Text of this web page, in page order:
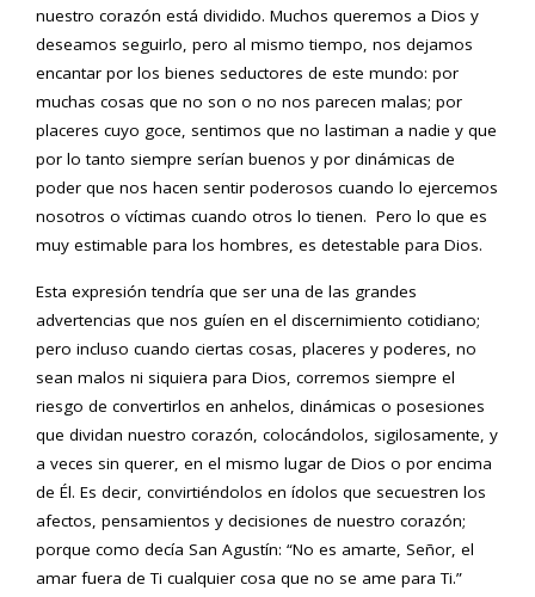
nuestro corazón está dividido. Muchos queremos a Dios y
deseamos seguirlo, pero al mismo tiempo, nos dejamos
encantar por los bienes seductores de este mundo: por
muchas cosas que no son o no nos parecen malas; por
placeres cuyo goce, sentimos que no lastiman a nadie y que
por lo tanto siempre serían buenos y por dinámicas de
poder que nos hacen sentir poderosos cuando lo ejercemos
nosotros o víctimas cuando otros lo tienen. Pero lo que es
muy estimable para los hombres, es detestable para Dios.
Esta expresión tendría que ser una de las grandes
advertencias que nos guíen en el discernimiento cotidiano;
pero incluso cuando ciertas cosas, placeres y poderes, no
sean malos ni siquiera para Dios, corremos siempre el
riesgo de convertirlos en anhelos, dinámicas o posesiones
que dividan nuestro corazón, colocándolos, sigilosamente, y
a veces sin querer, en el mismo lugar de Dios o por encima
de Él. Es decir, convirtiéndolos en ídolos que secuestren los
afectos, pensamientos y decisiones de nuestro corazón;
porque como decía San Agustín: “No es amarte, Señor, el
amar fuera de Ti cualquier cosa que no se ame para Ti.”